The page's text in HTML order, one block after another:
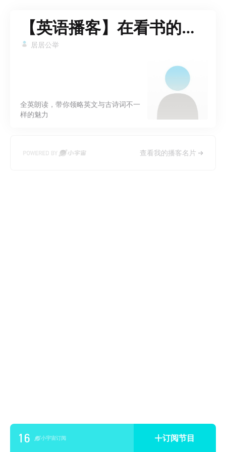
【英语播客】在看书的小花猪
居居公举
全英朗读，带你领略英文与古诗词不一
样的魅力
查看我的播客名片
16 小宇宙订阅 订阅节目